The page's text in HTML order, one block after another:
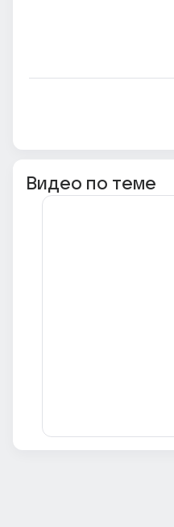
Видео по теме